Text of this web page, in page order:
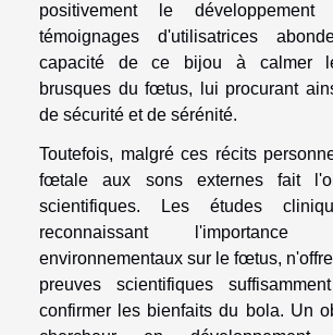
positivement le
témoignages d'utilisatrices
capacité de ce bijou à calmer
brusques du fœtus, lui procurant
de sécurité et de sérénité.
Toutefois, malgré ces récits
fœtale aux sons externes fait
scientifiques. Les études
reconnaissant
environnementaux sur le fœtus,
preuves scientifiques
confirmer les bienfaits du bola. Un